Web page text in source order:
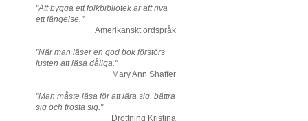
"Att bygga ett folkbibliotek är att riva
ett fängelse."
Amerikanskt ordspråk
"När man läser en god bok förstörs
lusten att läsa dåliga."
Mary Ann Shaffer
"Man måste läsa för att lära sig, bättra
sig och trösta sig."
Drottning Kristina